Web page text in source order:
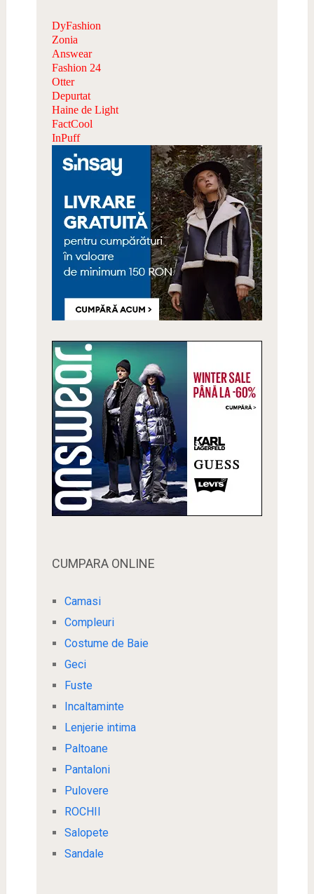
DyFashion
Zonia
Answear
Fashion 24
Otter
Depurtat
Haine de Light
FactCool
InPuff
CUMPARA ONLINE
Camasi
Compleuri
Costume de Baie
Geci
Fuste
Incaltaminte
Lenjerie intima
Paltoane
Pantaloni
Pulovere
ROCHII
Salopete
Sandale